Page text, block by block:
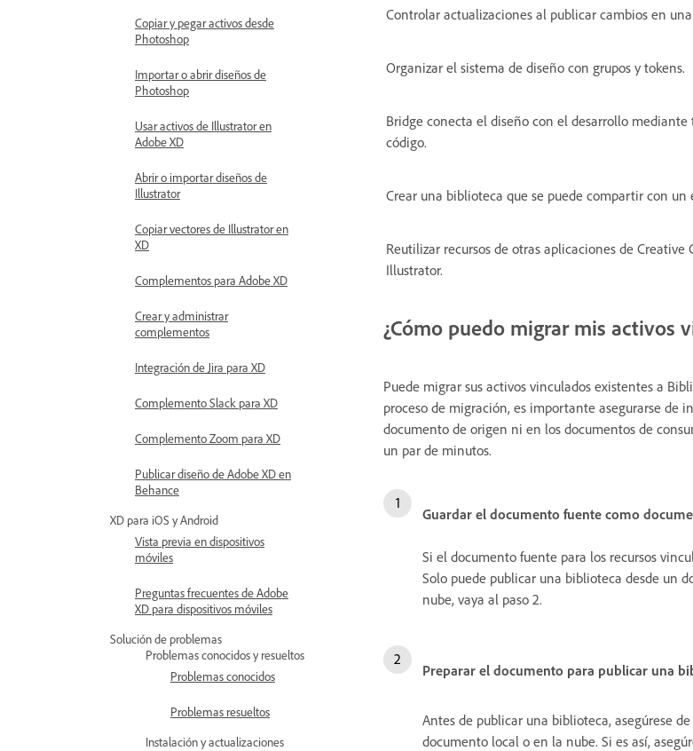
Copiar y pegar activos desde
Photoshop
Importar o abrir diseños de
Photoshop
Usar activos de Illustrator en
Adobe XD
Abrir o importar diseños de
Illustrator
Copiar vectores de Illustrator en
XD
Complementos para Adobe XD
Crear y administrar
complementos
Integración de Jira para XD
Complemento Slack para XD
Complemento Zoom para XD
Publicar diseño de Adobe XD en
Behance
XD para iOS y Android
Vista previa en dispositivos
móviles
Preguntas frecuentes de Adobe
XD para dispositivos móviles
Solución de problemas
Problemas conocidos y resueltos
Problemas conocidos
Problemas resueltos
Instalación y actualizaciones
Controlar actualizaciones al publicar cambios en
Organizar el sistema de diseño con grupos y tokens.
Bridge conecta el diseño con el desarrollo mediante
código.
Crear una biblioteca que se puede compartir con un
Reutilizar recursos de otras aplicaciones de Creative
Illustrator.
¿Cómo puedo migrar mis activos
Puede migrar sus activos vinculados existentes a
proceso de migración, es importante asegurarse de
documento de origen ni en los documentos de
un par de minutos.
Guardar el documento fuente como
Si el documento fuente para los recursos
Solo puede publicar una biblioteca desde un
nube, vaya al paso 2.
Preparar el documento para publicar una
Antes de publicar una biblioteca, asegúrese
documento local o en la nube. Si es así,